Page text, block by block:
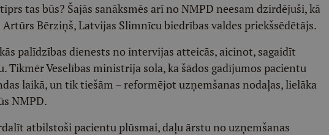
tas būs? Šajās sanāksmēs arī no NMPD neesam dzirdējuši, kā
Bērziņš, Latvijas Slimnīcu biedrības valdes priekšsēdētājs.
palīdzības dienests no intervijas atteicās, aicinot, sagaidīt
Tikmēr Veselības ministrija sola, ka šādos gadījumos pacientu
laikā, un tik tiešām – reformējot uzņemšanas nodaļas, lielāka
NMPD.
atbilstoši pacientu plūsmai, daļu ārstu no uzņemšanas